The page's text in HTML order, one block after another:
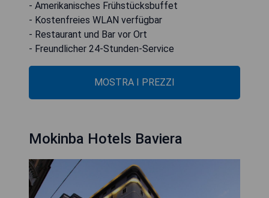
- Amerikanisches Frühstücksbuffet
- Kostenfreies WLAN verfügbar
- Restaurant und Bar vor Ort
- Freundlicher 24-Stunden-Service
MOSTRA I PREZZI
Mokinba Hotels Baviera